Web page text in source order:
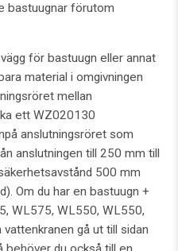
bastuugnar förutom
för bastuugn eller annat
material i omgivningen
mellan
ett WZ020130
anslutningsröret som
anslutningen till 250 mm till
500 mm
Om du har en bastuugn +
WL575, WL550, WL550,
gå ut till sidan